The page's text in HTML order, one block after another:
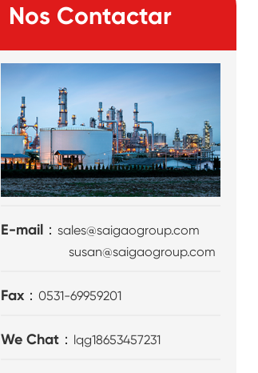
Nos Contactar
E-mail：sales@saigaogroup.com
susan@saigaogroup.com
Fax：0531-69959201
We Chat： lqg18653457231